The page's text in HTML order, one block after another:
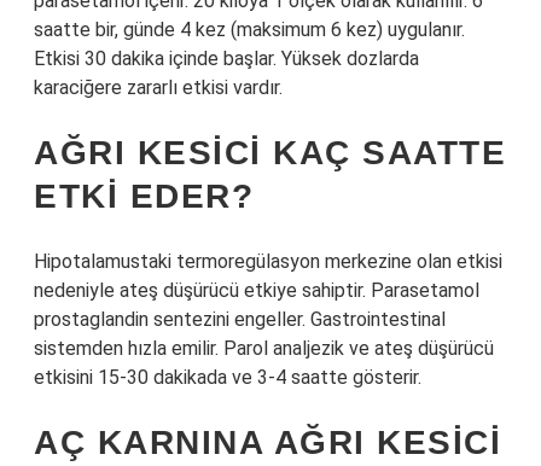
saatte bir, günde 4 kez (maksimum 6 kez) uygulanır.
Etkisi 30 dakika içinde başlar. Yüksek dozlarda
karaciğere zararlı etkisi vardır.
AĞRI KESICI KAÇ SAATTE
ETKI EDER?
Hipotalamustaki termoregülasyon merkezine olan etkisi
nedeniyle ateş düşürücü etkiye sahiptir. Parasetamol
prostaglandin sentezini engeller. Gastrointestinal
sistemden hızla emilir. Parol analjezik ve ateş düşürücü
etkisini 15-30 dakikada ve 3-4 saatte gösterir.
AÇ KARNINA AĞRI KESICI